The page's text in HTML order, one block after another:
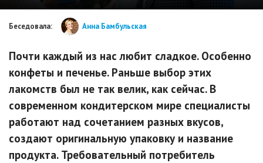
Беседовала: Анна Бамбульская
Почти каждый из нас любит сладкое. Особенно
конфеты и печенье. Раньше выбор этих
лакомств был не так велик, как сейчас. В
современном кондитерском мире специалисты
работают над сочетанием разных вкусов,
создают оригинальную упаковку и название
продукта. Требовательный потребитель